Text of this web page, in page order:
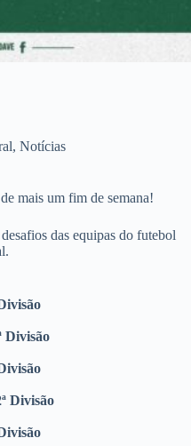
, Notícias
mais um fim de semana!
das equipas do futebol
Divisão
Divisão